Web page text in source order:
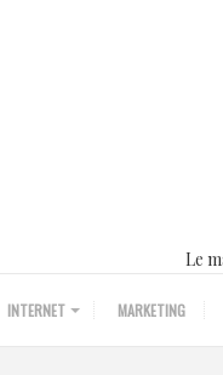
Le
INTERNET MARKETING